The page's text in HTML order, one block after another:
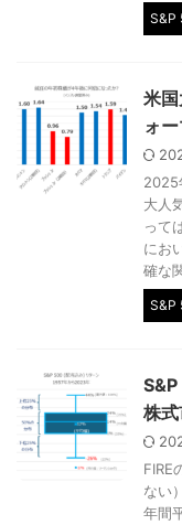
S&P
米
ォ
2025
大人
って
にお
確な
S&P
株
FIRE
ない
年間